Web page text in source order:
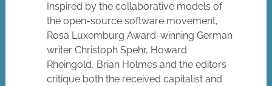
Inspired by the collaborative models of
the open-source software movement,
Rosa Luxemburg Award-winning German
writer Christoph Spehr, Howard
Rheingold, Brian Holmes and the editors
critique both the received capitalist and